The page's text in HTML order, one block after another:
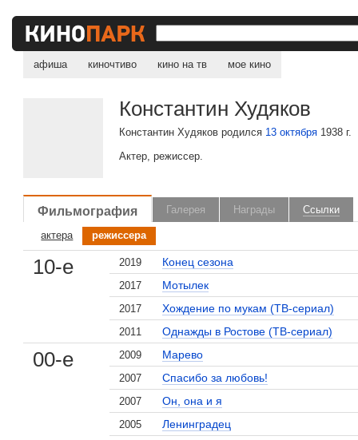
афиша киночтиво кино на тв мое кино
Константин Худяков
Константин Худяков родился 13 октября 1938 г.
Актер, режиссер.
Фильмография Галерея Награды Ссылки
актера режиссера
60-е 1966 Черт с портфелем
1965 Таежный десант
1964 Непрошенная любовь
1964 Непрошеная любовь
1962 Двое в степи
1961 Взрослые дети
10-е 2019 Конец сезона
2017 Мотылек
2017 Хождение по мукам (ТВ-сериал)
2011 Однажды в Ростове (ТВ-сериал)
00-е 2009 Марево
2007 Спасибо за любовь!
2007 Он, она и я
2005 Ленинградец